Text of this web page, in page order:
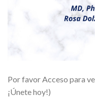
Por favor Acceso para
¡Únete hoy!)